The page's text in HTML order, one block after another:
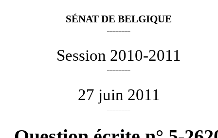
SÉNAT DE BELGIQUE
Session 2010-2011
27 juin 2011